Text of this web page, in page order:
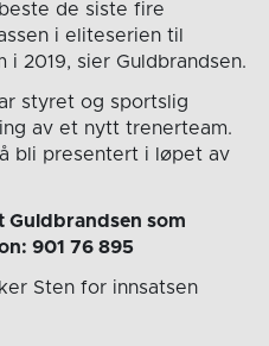
de siste fire
i eliteserien til
i 2019, sier Guldbrandsen.
styret og sportslig
av et nytt trenerteam.
bli presentert i løpet av
Guldbrandsen som
901 76 895
Sten for innsatsen